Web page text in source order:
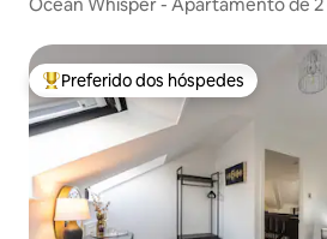
Ocean Whisper - Apartamento de
Entre os melhores preferidos dos
Preferido dos hóspedes